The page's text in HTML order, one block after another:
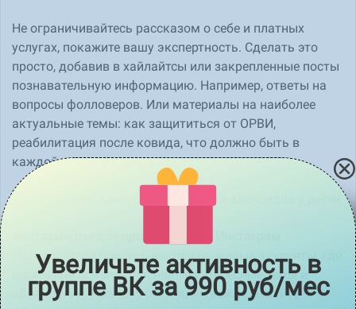
Не ограничивайтесь рассказом о себе и платных
услугах, покажите вашу экспертность. Сделать это
просто, добавив в хайлайтсы или закрепленные посты
познавательную информацию. Например, ответы на
вопросы фолловеров. Или материалы на наиболее
актуальные темы: как защититься от ОРВИ,
реабилитация после ковида, что должно быть в
каждой аптечке и другие.
Пользователи подписываются на живые аккаунты, где
постоянно появляются новые интересные темы и
обсуждения. Поэтому регулярно выкладывайте
Увеличьте активность в
группе ВК за 990 руб/мес